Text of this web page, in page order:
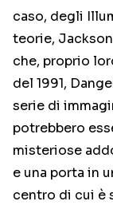
caso, degli
teorie,
che, proprio
del 1991,
serie di
potrebbero
misteriose
e una porta in
centro di cui è